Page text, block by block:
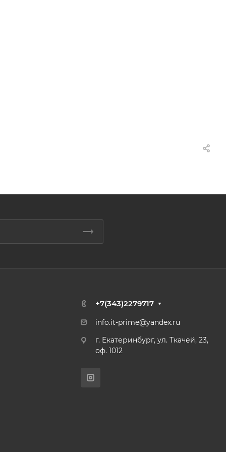
+7(343)2279717
info.it-prime@yandex.ru
г. Екатеринбург, ул. Ткачей, 23,
оф. 1012